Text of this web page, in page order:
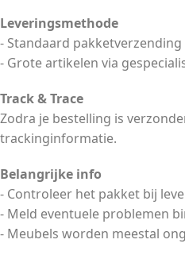
Leveringsmethode
- Standaard
- Grote artikelen via
Track & Trace
Zodra je bestelling is
trackinginformatie.
Belangrijke info
- Controleer het pakket bij
- Meld eventuele problemen
- Meubels worden meestal